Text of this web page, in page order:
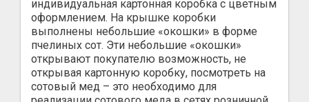
индивидуальная картонная коробка с цветным
оформлением. На крышке коробки
выполнены небольшие «окошки» в форме
пчелиных сот. Эти небольшие «окошки»
открывают покупателю возможность, не
открывая картонную коробку, посмотреть на
сотовый мед – это необходимо для